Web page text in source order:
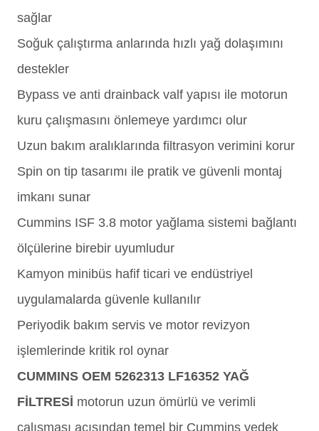
sağlar
Soğuk çalıştırma anlarında hızlı yağ dolaşımını
destekler
Bypass ve anti drainback valf yapısı ile motorun
kuru çalışmasını önlemeye yardımcı olur
Uzun bakım aralıklarında filtrasyon verimini korur
Spin on tip tasarımı ile pratik ve güvenli montaj
imkanı sunar
Cummins ISF 3.8 motor yağlama sistemi bağlantı
ölçülerine birebir uyumludur
Kamyon minibüs hafif ticari ve endüstriyel
uygulamalarda güvenle kullanılır
Periyodik bakım servis ve motor revizyon
işlemlerinde kritik rol oynar
CUMMINS OEM 5262313 LF16352 YAĞ
FİLTRESİ motorun uzun ömürlü ve verimli
çalışması açısından temel bir Cummins yedek